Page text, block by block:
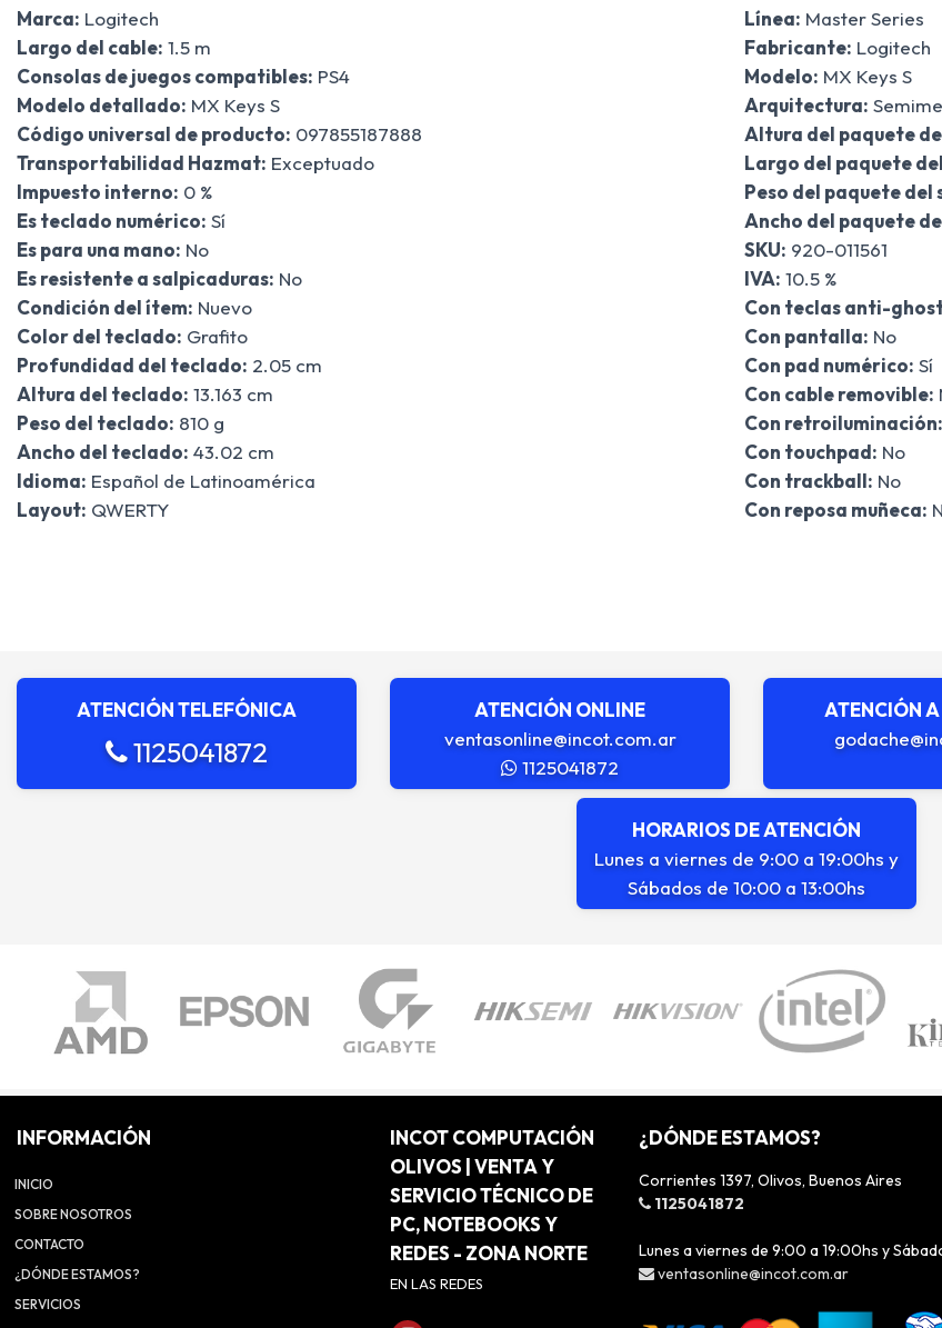
Marca: Logitech
Largo del cable: 1.5 m
Consolas de juegos compatibles: PS4
Modelo detallado: MX Keys S
Código universal de producto: 097855187888
Transportabilidad Hazmat: Exceptuado
Impuesto interno: 0 %
Es teclado numérico: Sí
Es para una mano: No
Es resistente a salpicaduras: No
Condición del ítem: Nuevo
Color del teclado: Grafito
Profundidad del teclado: 2.05 cm
Altura del teclado: 13.163 cm
Peso del teclado: 810 g
Ancho del teclado: 43.02 cm
Idioma: Español de Latinoamérica
Layout: QWERTY
Línea: Master Series
Fabricante: Logitech
Modelo: MX Keys S
Arquitectura:
Altura del paquete
Largo del paquete
Peso del paquete del
Ancho del paquete
SKU: 920-011561
IVA: 10.5 %
Con teclas anti-
Con pantalla: No
Con pad numérico: Sí
Con cable removible:
Con retroiluminación:
Con touchpad: No
Con trackball: No
Con reposa muñeca:
ATENCIÓN TELEFÓNICA
1125041872
ATENCIÓN ONLINE
ventasonline@incot.com.ar
1125041872
ATENCIÓN A
HORARIOS DE ATENCIÓN
Lunes a viernes de 9:00 a 19:00hs y
Sábados de 10:00 a 13:00hs
INFORMACIÓN
INICIO
SOBRE NOSOTROS
CONTACTO
¿DÓNDE ESTAMOS?
SERVICIOS
INCOT COMPUTACIÓN
OLIVOS | VENTA Y
SERVICIO TÉCNICO DE
PC, NOTEBOOKS Y
REDES - ZONA NORTE
EN LAS REDES
¿DÓNDE ESTAMOS?
Corrientes 1397, Olivos, Buenos Aires
1125041872
Lunes a viernes de 9:00 a 19:00hs y
ventasonline@incot.com.ar